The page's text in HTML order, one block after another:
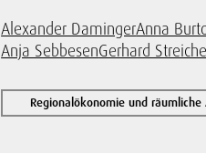
Alexander DamingerAnna
Anja SebbesenGerhard
Regionalökonomie und räumliche